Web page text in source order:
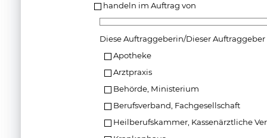
handeln im Auftrag von
Diese Auftraggeberin/Dieser
Apotheke
Arztpraxis
Behörde, Ministerium
Berufsverband, Fachgesellschaft
Heilberufskammer, Kassenärztliche